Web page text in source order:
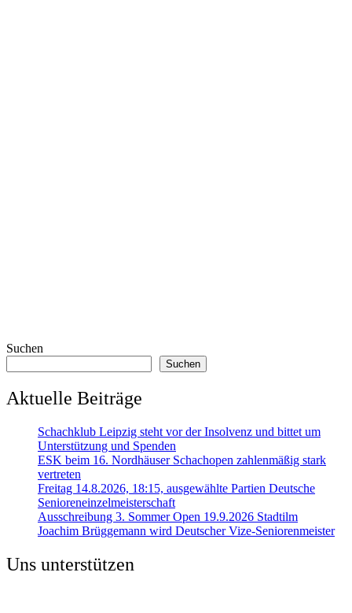
Suchen
Suchen
Aktuelle Beiträge
Schachklub Leipzig steht vor der Insolvenz und bittet um
Unterstützung und Spenden
ESK beim 16. Nordhäuser Schachopen zahlenmäßig stark
vertreten
Freitag 14.8.2026, 18:15, ausgewählte Partien Deutsche
Senioreneinzelmeisterschaft
Ausschreibung 3. Sommer Open 19.9.2026 Stadtilm
Joachim Brüggemann wird Deutscher Vize-Seniorenmeister
Uns unterstützen